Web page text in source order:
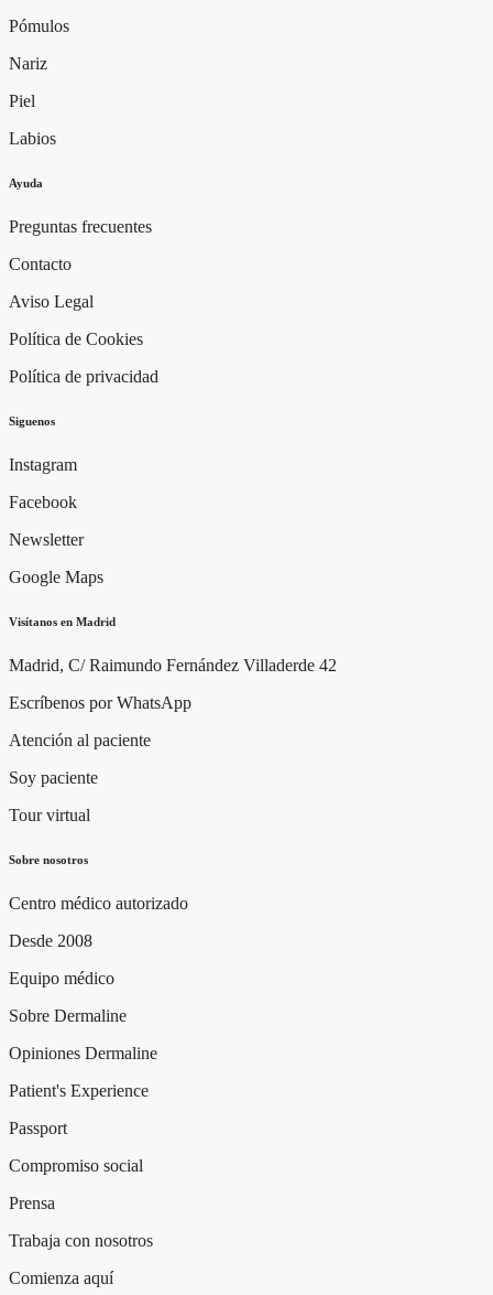
Pómulos
Nariz
Piel
Labios
Ayuda
Preguntas frecuentes
Contacto
Aviso Legal
Política de Cookies
Política de privacidad
Siguenos
Instagram
Facebook
Newsletter
Google Maps
Visítanos en Madrid
Madrid, C/ Raimundo Fernández Villaderde 42
Escríbenos por WhatsApp
Atención al paciente
Soy paciente
Tour virtual
Sobre nosotros
Centro médico autorizado
Desde 2008
Equipo médico
Sobre Dermaline
Opiniones Dermaline
Patient's Experience
Passport
Compromiso social
Prensa
Trabaja con nosotros
Comienza aquí